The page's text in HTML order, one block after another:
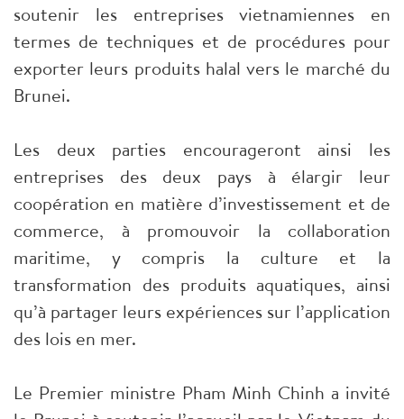
soutenir les entreprises vietnamiennes en
termes de techniques et de procédures pour
exporter leurs produits halal vers le marché du
Brunei.
Les deux parties encourageront ainsi les
entreprises des deux pays à élargir leur
coopération en matière d’investissement et de
commerce, à promouvoir la collaboration
maritime, y compris la culture et la
transformation des produits aquatiques, ainsi
qu’à partager leurs expériences sur l’application
des lois en mer.
Le Premier ministre Pham Minh Chinh a invité